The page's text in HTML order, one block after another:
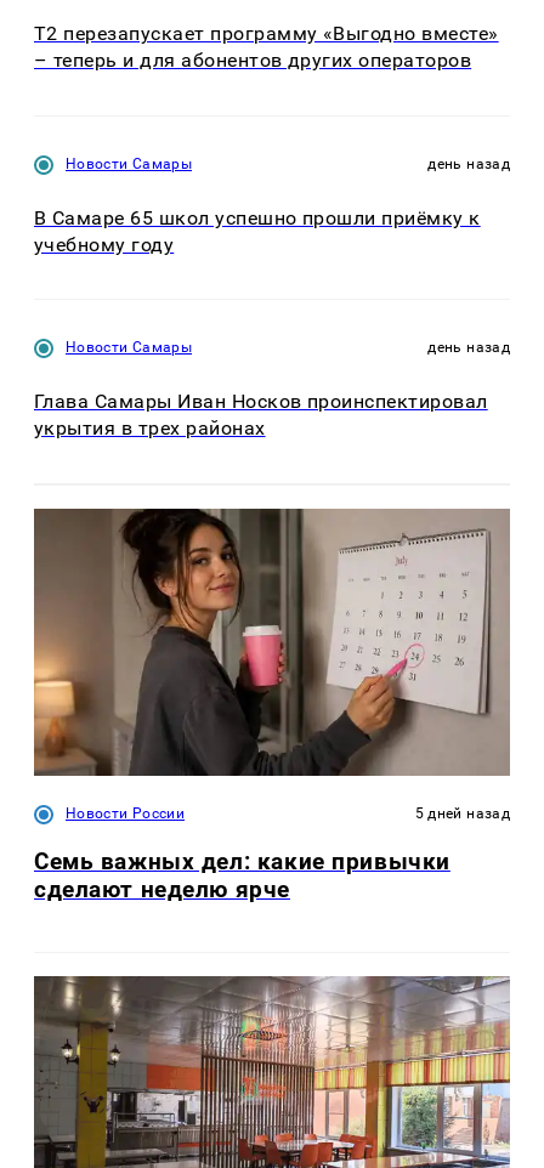
Т2 перезапускает программу «Выгодно вместе»
– теперь и для абонентов других операторов
Новости Самары день назад
В Самаре 65 школ успешно прошли приёмку к
учебному году
Новости Самары день назад
Глава Самары Иван Носков проинспектировал
укрытия в трех районах
Новости России 5 дней назад
Семь важных дел: какие привычки
сделают неделю ярче